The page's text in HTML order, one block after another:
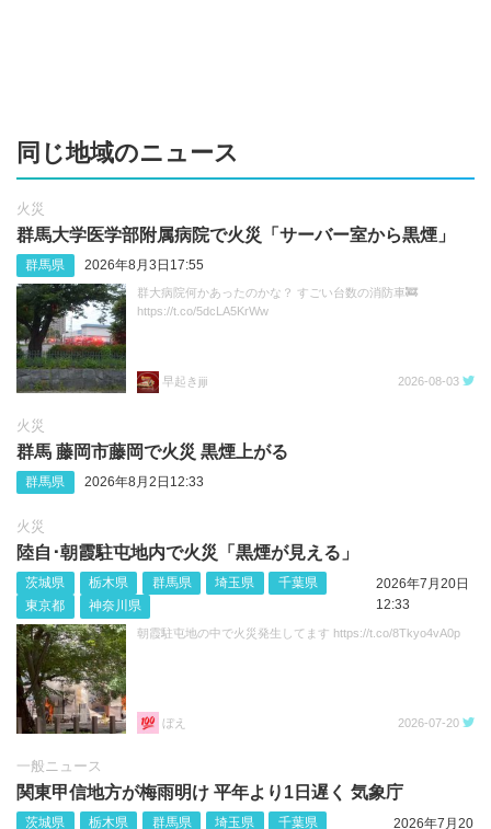
同じ地域のニュース
火災
群馬大学医学部附属病院で火災「サーバー室から黒煙」
群馬県 2026年8月3日17:55
群大病院何かあったのかな？ すごい台数の消防車🚒
https://t.co/5dcLA5KrWw
早起きjiji 2026-08-03
火災
群馬 藤岡市藤岡で火災 黒煙上がる
群馬県 2026年8月2日12:33
火災
陸自･朝霞駐屯地内で火災「黒煙が見える」
茨城県 栃木県 群馬県 埼玉県
千葉県
東京都
神奈川県
2026年7月20日
12:33
朝霞駐屯地の中で火災発生してます https://t.co/8Tkyo4vA0p
ぼえ 2026-07-20
一般ニュース
関東甲信地方が梅雨明け 平年より1日遅く 気象庁
茨城県 栃木県 群馬県 埼玉県 千葉県 2026年7月20